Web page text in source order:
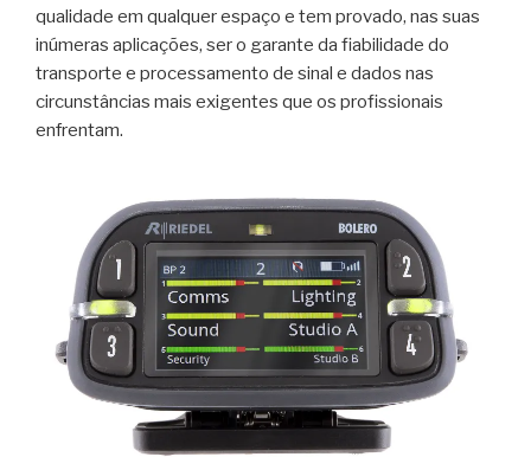
qualidade em qualquer espaço e tem provado, nas suas
inúmeras aplicações, ser o garante da fiabilidade do
transporte e processamento de sinal e dados nas
circunstâncias mais exigentes que os profissionais
enfrentam.